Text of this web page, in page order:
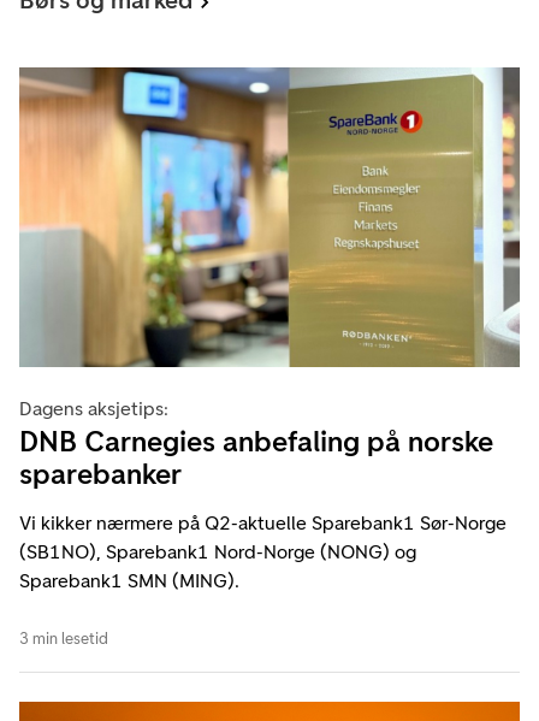
Dagens aksjetips:
DNB Carnegies anbefaling på norske
sparebanker
Vi kikker nærmere på Q2-aktuelle Sparebank1 Sør-Norge
(SB1NO), Sparebank1 Nord-Norge (NONG) og
Sparebank1 SMN (MING).
3 min lesetid